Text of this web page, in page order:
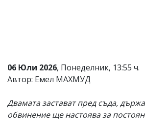
откриете
обиден
за
коментар,
моля
сигнализирайте
06 Юли 2026, Понеделник, 13:55 ч.
Автор: Емел МАХМУД
Двамата застават пред съда,
обвинение ще настоява за